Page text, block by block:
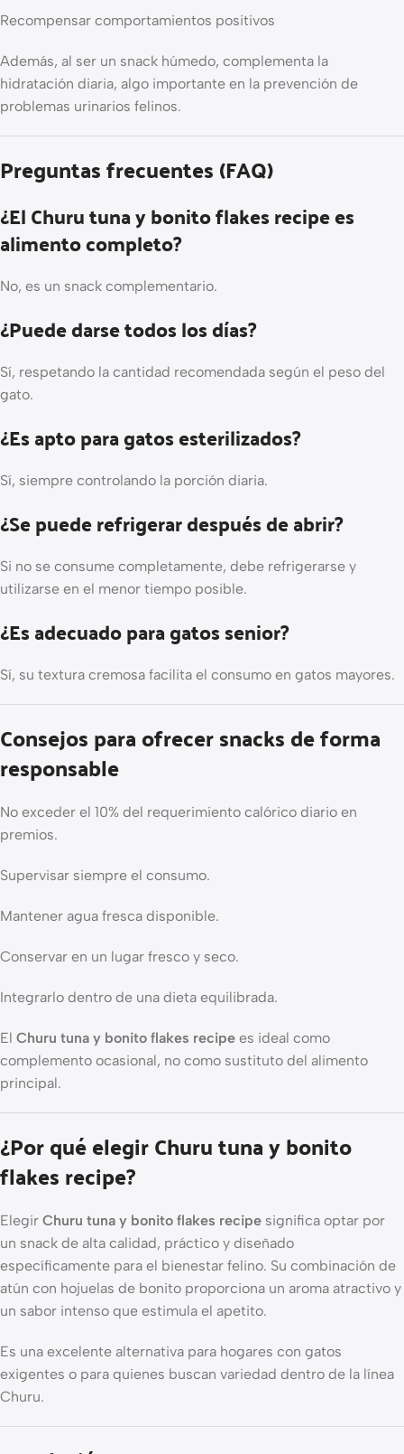
Recompensar comportamientos positivos
Además, al ser un snack húmedo, complementa la
hidratación diaria, algo importante en la prevención de
problemas urinarios felinos.
Preguntas frecuentes (FAQ)
¿El Churu tuna y bonito flakes recipe es
alimento completo?
No, es un snack complementario.
¿Puede darse todos los días?
Sí, respetando la cantidad recomendada según el peso del
gato.
¿Es apto para gatos esterilizados?
Sí, siempre controlando la porción diaria.
¿Se puede refrigerar después de abrir?
Si no se consume completamente, debe refrigerarse y
utilizarse en el menor tiempo posible.
¿Es adecuado para gatos senior?
Sí, su textura cremosa facilita el consumo en gatos mayores.
Consejos para ofrecer snacks de forma
responsable
No exceder el 10% del requerimiento calórico diario en
premios.
Supervisar siempre el consumo.
Mantener agua fresca disponible.
Conservar en un lugar fresco y seco.
Integrarlo dentro de una dieta equilibrada.
El Churu tuna y bonito flakes recipe es ideal como
complemento ocasional, no como sustituto del alimento
principal.
¿Por qué elegir Churu tuna y bonito
flakes recipe?
Elegir Churu tuna y bonito flakes recipe significa optar por
un snack de alta calidad, práctico y diseñado
específicamente para el bienestar felino. Su combinación de
atún con hojuelas de bonito proporciona un aroma atractivo y
un sabor intenso que estimula el apetito.
Es una excelente alternativa para hogares con gatos
exigentes o para quienes buscan variedad dentro de la línea
Churu.